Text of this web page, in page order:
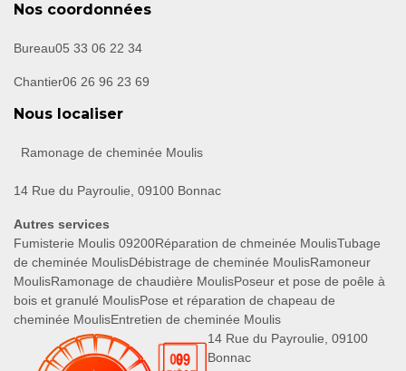
Nos coordonnées
Bureau05 33 06 22 34
Chantier06 26 96 23 69
Nous localiser
Ramonage de cheminée Moulis
14 Rue du Payroulie, 09100 Bonnac
Autres services
Fumisterie Moulis 09200Réparation de chmeinée MoulisTubage
de cheminée MoulisDébistrage de cheminée MoulisRamoneur
MoulisRamonage de chaudière MoulisPoseur et pose de poêle à
bois et granulé MoulisPose et réparation de chapeau de
cheminée MoulisEntretien de cheminée Moulis
14 Rue du Payroulie, 09100
Bonnac